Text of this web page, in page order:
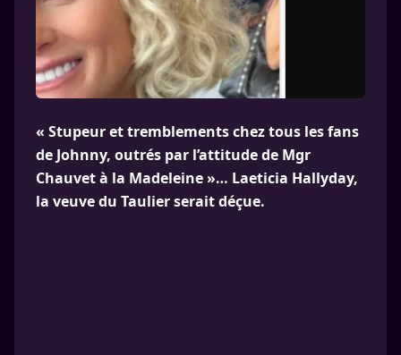
« Stupeur et tremblements chez tous les fans
de Johnny, outrés par l’attitude de Mgr
Chauvet à la Madeleine »… Laeticia Hallyday,
la veuve du Taulier serait déçue.